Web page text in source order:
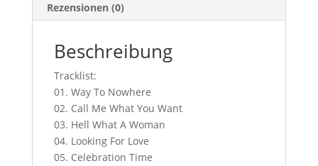
Rezensionen (0)
Beschreibung
Tracklist:
01. Way To Nowhere
02. Call Me What You Want
03. Hell What A Woman
04. Looking For Love
05. Celebration Time